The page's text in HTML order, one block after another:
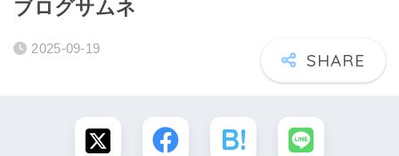
ブログサムネ
2025-09-19